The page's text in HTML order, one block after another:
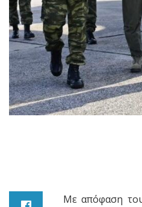
Με απόφαση